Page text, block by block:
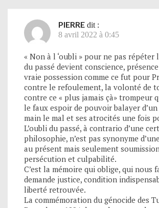
PIERRE dit :
8 avril 2022 à 0:45
« Non à l ‘oubli » pour ne pas répéter
du passé devient conscience,
vraie possession comme ce fut pour
contre le refoulement, la volonté de
contre ce « plus jamais çà» trompeur
le faux espoir de pouvoir balayer d’un
main le mal et ses atrocités une fois
L’oubli du passé, à contrario d’une
philosophie, n’est pas synonyme
au présent mais seulement
persécution et culpabilité.
C’est la mémoire qui oblige, qui nous
demande justice, condition
liberté retrouvée.
La commémoration du génocide des